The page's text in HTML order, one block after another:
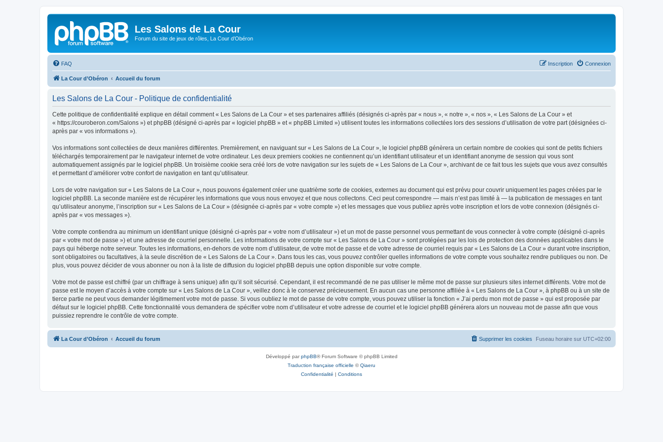
Les Salons de La Cour
Forum du site de jeux de rôles, La Cour d’Obéron
FAQ Connexion
Inscription
La Cour d’Obéron Accueil du forum
Les Salons de La Cour - Politique de confidentialité
Cette politique de confidentialité explique en détail comment « Les Salons de La Cour » et ses partenaires affiliés (désignés ci-après par « nous », « notre », « nos », « Les Salons de La Cour » et
« https://couroberon.com/Salons ») et phpBB (désigné ci-après par « logiciel phpBB » et « phpBB Limited ») utilisent toutes les informations collectées lors des sessions d’utilisation de votre part (désignées ci-
après par « vos informations »).
Vos informations sont collectées de deux manières différentes. Premièrement, en naviguant sur « Les Salons de La Cour », le logiciel phpBB génèrera un certain nombre de cookies qui sont de petits fichiers
téléchargés temporairement par le navigateur internet de votre ordinateur. Les deux premiers cookies ne contiennent qu’un identifiant utilisateur et un identifiant anonyme de session qui vous sont
automatiquement assignés par le logiciel phpBB. Un troisième cookie sera créé lors de votre navigation sur les sujets de « Les Salons de La Cour », archivant de ce fait tous les sujets que vous avez consultés
et permettant d’améliorer votre confort de navigation en tant qu’utilisateur.
Lors de votre navigation sur « Les Salons de La Cour », nous pouvons également créer une quatrième sorte de cookies, externes au document qui est prévu pour couvrir uniquement les pages créées par le
logiciel phpBB. La seconde manière est de récupérer les informations que vous nous envoyez et que nous collectons. Ceci peut correspondre — mais n’est pas limité à — la publication de messages en tant
qu’utilisateur anonyme, l’inscription sur « Les Salons de La Cour » (désignée ci-après par « votre compte ») et les messages que vous publiez après votre inscription et lors de votre connexion (désignés ci-
après par « vos messages »).
Votre compte contiendra au minimum un identifiant unique (désigné ci-après par « votre nom d’utilisateur ») et un mot de passe personnel vous permettant de vous connecter à votre compte (désigné ci-après
par « votre mot de passe ») et une adresse de courriel personnelle. Les informations de votre compte sur « Les Salons de La Cour » sont protégées par les lois de protection des données applicables dans le
pays qui héberge notre serveur. Toutes les informations, en-dehors de votre nom d’utilisateur, de votre mot de passe et de votre adresse de courriel requis par « Les Salons de La Cour » durant votre inscription,
sont obligatoires ou facultatives, à la seule discrétion de « Les Salons de La Cour ». Dans tous les cas, vous pouvez contrôler quelles informations de votre compte vous souhaitez rendre publiques ou non. De
plus, vous pouvez décider de vous abonner ou non à la liste de diffusion du logiciel phpBB depuis une option disponible sur votre compte.
Votre mot de passe est chiffré (par un chiffrage à sens unique) afin qu’il soit sécurisé. Cependant, il est recommandé de ne pas utiliser le même mot de passe sur plusieurs sites internet différents. Votre mot de
passe est le moyen d’accès à votre compte sur « Les Salons de La Cour », veillez donc à le conservez précieusement. En aucun cas une personne affiliée à « Les Salons de La Cour », à phpBB ou à un site de
tierce partie ne peut vous demander légitimement votre mot de passe. Si vous oubliez le mot de passe de votre compte, vous pouvez utiliser la fonction « J’ai perdu mon mot de passe » qui est proposée par
défaut sur le logiciel phpBB. Cette fonctionnalité vous demandera de spécifier votre nom d’utilisateur et votre adresse de courriel et le logiciel phpBB générera alors un nouveau mot de passe afin que vous
puissiez reprendre le contrôle de votre compte.
La Cour d’Obéron Accueil du forum Fuseau horaire sur UTC+02:00
Supprimer les cookies
Développé parphpBB® Forum Software © phpBB Limited
Traduction française officielle ©Qiaeru
Confidentialité | Conditions